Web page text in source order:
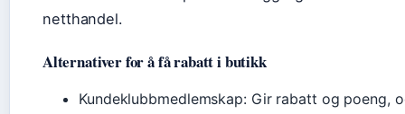
netthandel.
Alternativer for å få rabatt i butikk
Kundeklubbmedlemskap: Gir rabatt og poeng,